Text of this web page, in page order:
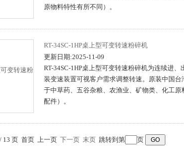
原物料特性有所不同）。
RT-34SC-1HP桌上型可变转速粉碎机
更新日期:2025-11-09
RT-34SC-1HP桌上型可变转速粉碎机为连续进
装变速装置可视客户需求调整转速。原装中国
于中草药、五谷杂粮、农渔业、矿物类、化工
配件）。
13 页 首页 上一页 下一页 末页 跳转到第 页